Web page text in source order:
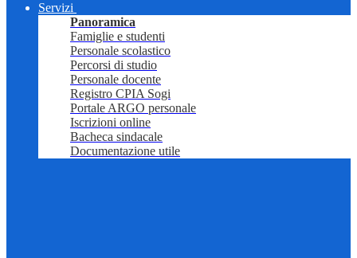
Servizi
Panoramica
Famiglie e studenti
Personale scolastico
Percorsi di studio
Personale docente
Registro CPIA Sogi
Portale ARGO personale
Iscrizioni online
Bacheca sindacale
Documentazione utile